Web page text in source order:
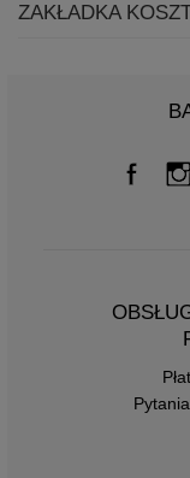
ZAKŁADKA